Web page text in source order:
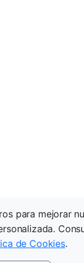
para mejorar
de Cookies.